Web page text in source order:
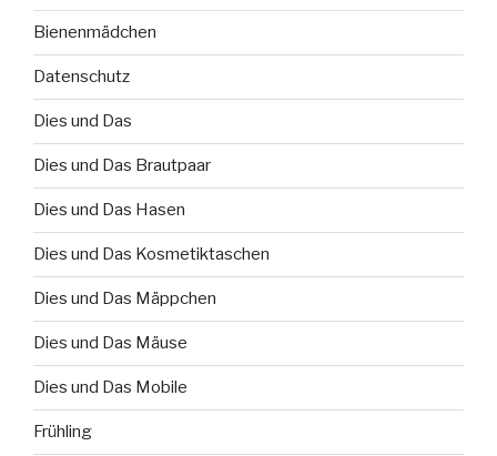
Bienenmädchen
Datenschutz
Dies und Das
Dies und Das Brautpaar
Dies und Das Hasen
Dies und Das Kosmetiktaschen
Dies und Das Mäppchen
Dies und Das Mäuse
Dies und Das Mobile
Frühling